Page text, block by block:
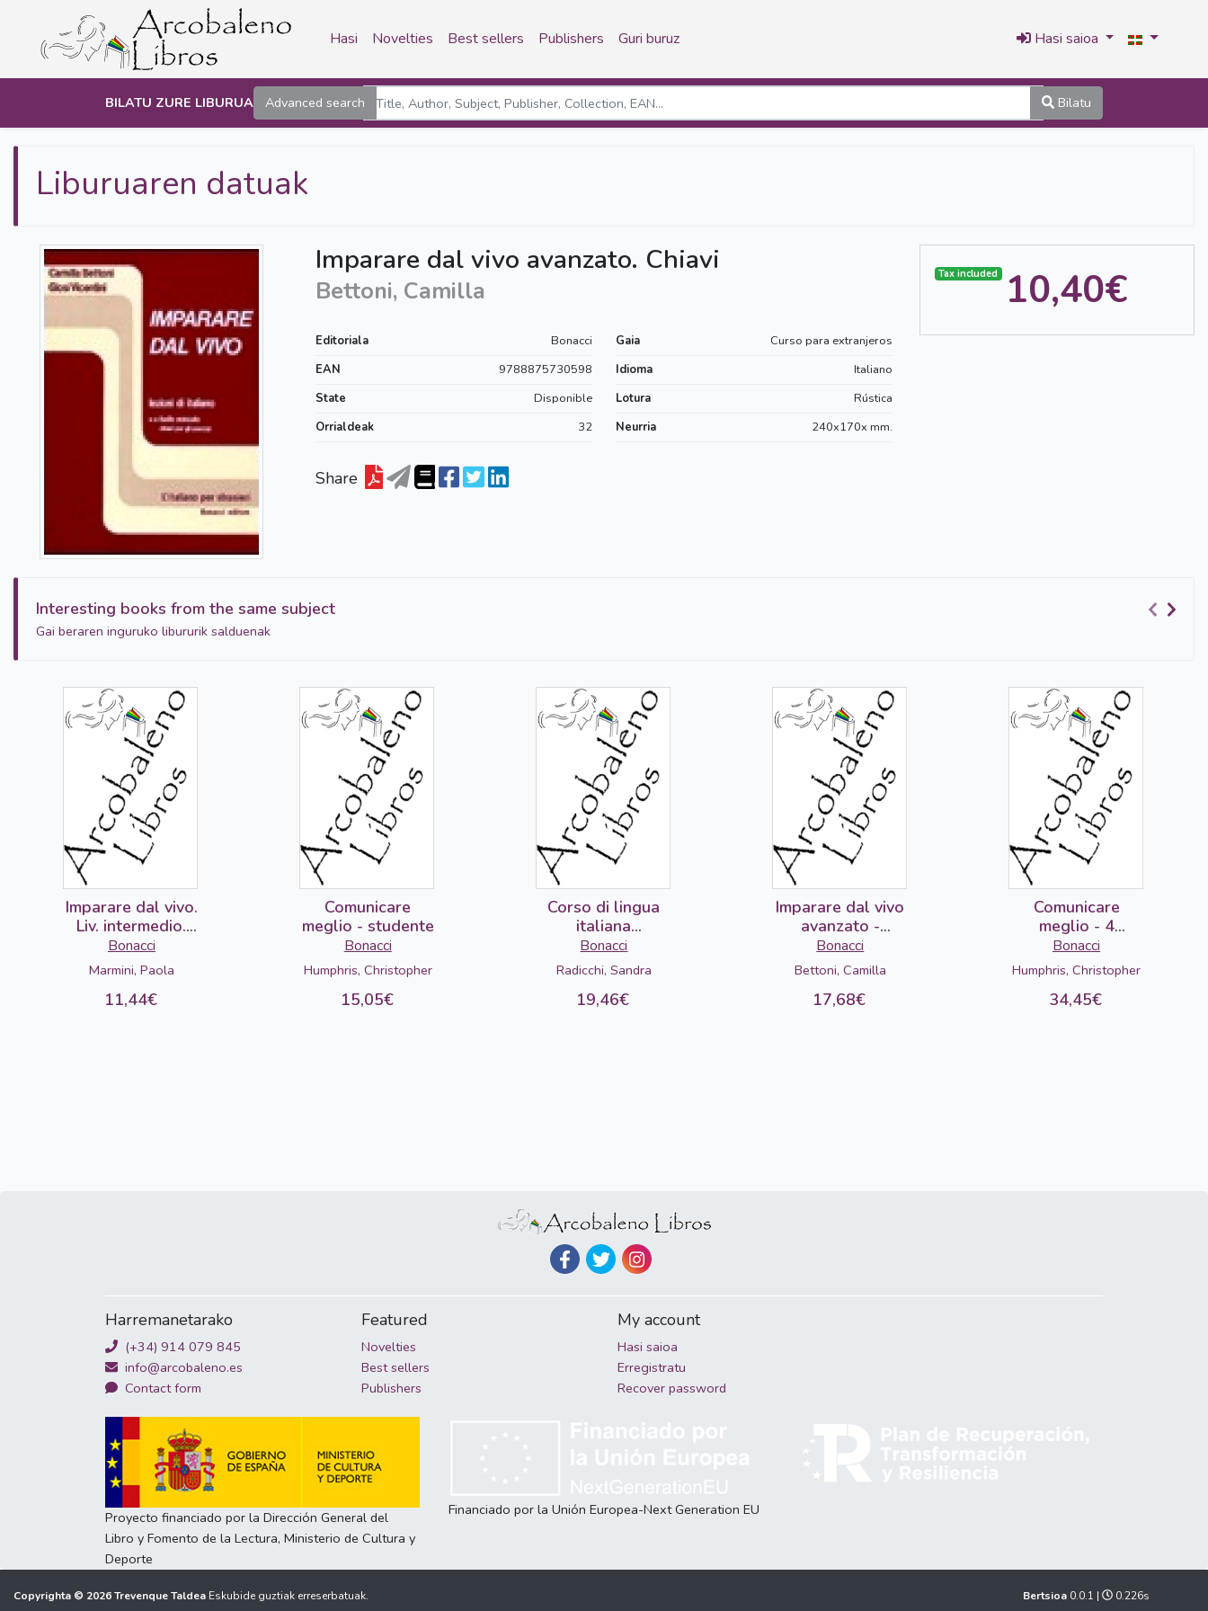
Hasi Novelties Best sellers Publishers Guri buruz Hasi saioa
BILATU ZURE LIBURUA Advanced search Bilatu
Liburuaren datuak
Imparare dal vivo avanzato. Chiavi
Bettoni, Camilla
Editoriala Bonacci Gaia
Curso para extranjeros
EAN
9788875730598 Idioma
Italiano
State
Disponible Lotura
Rústica
Orrialdeak
32 Neurria 240x170x mm.
Share
Tax included 10,40€
Interesting books from the same subject
Gai beraren inguruko libururik salduenak
Imparare dal vivo.
Liv. intermedio.
Chiavi
Bonacci
Marmini, Paola
11,44€
Comunicare
meglio - studente
Bonacci
Humphris, Christopher
15,05€
Corso di lingua
italiana
intermedio -
studente
Bonacci
Radicchi, Sandra
19,46€
Imparare dal vivo
avanzato -
studente
Bonacci
Bettoni, Camilla
17,68€
Comunicare
meglio - 4
audiocassette
Bonacci
Humphris, Christopher
34,45€
Harremanetarako
(+34) 914 079 845
info@arcobaleno.es
Contact form
Featured
Novelties
Best sellers
Publishers
My account
Hasi saioa
Erregistratu
Recover password
Proyecto financiado por la Dirección General del
Libro y Fomento de la Lectura, Ministerio de Cultura y
Deporte
Financiado por la Unión Europea-Next Generation EU
Copyrighta © 2026Trevenque Taldea Eskubide guztiak erreserbatuak. Bertsioa 0.0.1 | 0.226s